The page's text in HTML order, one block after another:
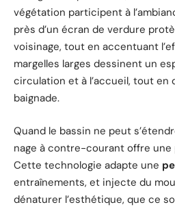
végétation participent à
près d’un écran de verdure
voisinage, tout en accentuant
margelles larges dessinent un
circulation et à l’accueil, tout
baignade.
Quand le bassin ne peut
nage à contre-courant offre une
Cette technologie adapte une
entraînements, et injecte du
dénaturer l’esthétique, que ce